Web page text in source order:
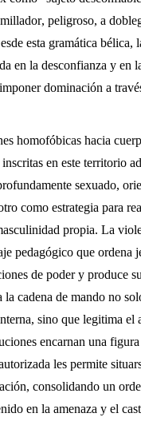
peligroso, a
esta gramática bélica,
en la desconfianza y en
dominación a
homofóbicas hacia
inscritas en este territorio
sexuado,
como estrategia para
propia. La
pedagógico que ordena
de poder y produce
la cadena de mando no
sino que legitima el
encarnan una
les permite
consolidando un
en la amenaza y el